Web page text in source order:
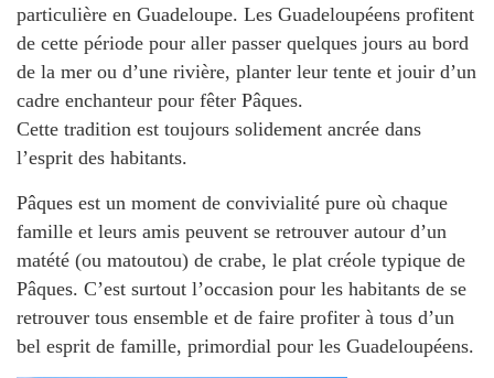
particulière en Guadeloupe. Les Guadeloupéens profitent
de cette période pour aller passer quelques jours au bord
de la mer ou d’une rivière, planter leur tente et jouir d’un
cadre enchanteur pour fêter Pâques.
Cette tradition est toujours solidement ancrée dans
l’esprit des habitants.
Pâques est un moment de convivialité pure où chaque
famille et leurs amis peuvent se retrouver autour d’un
matété (ou matoutou) de crabe, le plat créole typique de
Pâques. C’est surtout l’occasion pour les habitants de se
retrouver tous ensemble et de faire profiter à tous d’un
bel esprit de famille, primordial pour les Guadeloupéens.